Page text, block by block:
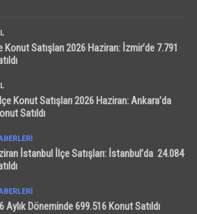
Konut Satışları 2026 Haziran: İzmir’de 7.791
Konut Satışları 2026 Haziran: Ankara’da
Satıldı
İstanbul İlçe Satışları: İstanbul’da 24.084
Aylık Döneminde 699.516 Konut Satıldı